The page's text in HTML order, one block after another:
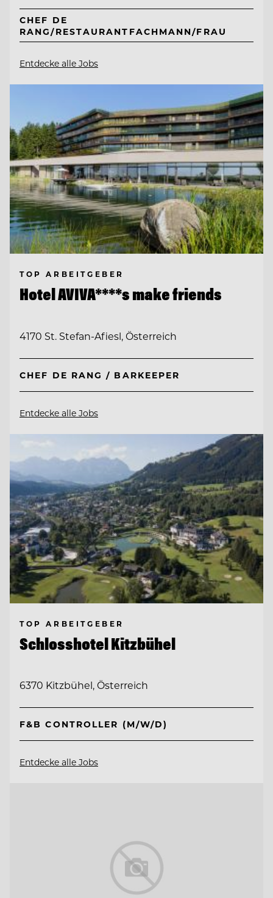
CHEF DE
RANG/RESTAURANTFACHMANN/FRAU
Entdecke alle Jobs
TOP ARBEITGEBER
Hotel AVIVA****s make friends
4170 St. Stefan-Afiesl, Österreich
CHEF DE RANG / BARKEEPER
Entdecke alle Jobs
TOP ARBEITGEBER
Schlosshotel Kitzbühel
6370 Kitzbühel, Österreich
F&B CONTROLLER (M/W/D)
Entdecke alle Jobs